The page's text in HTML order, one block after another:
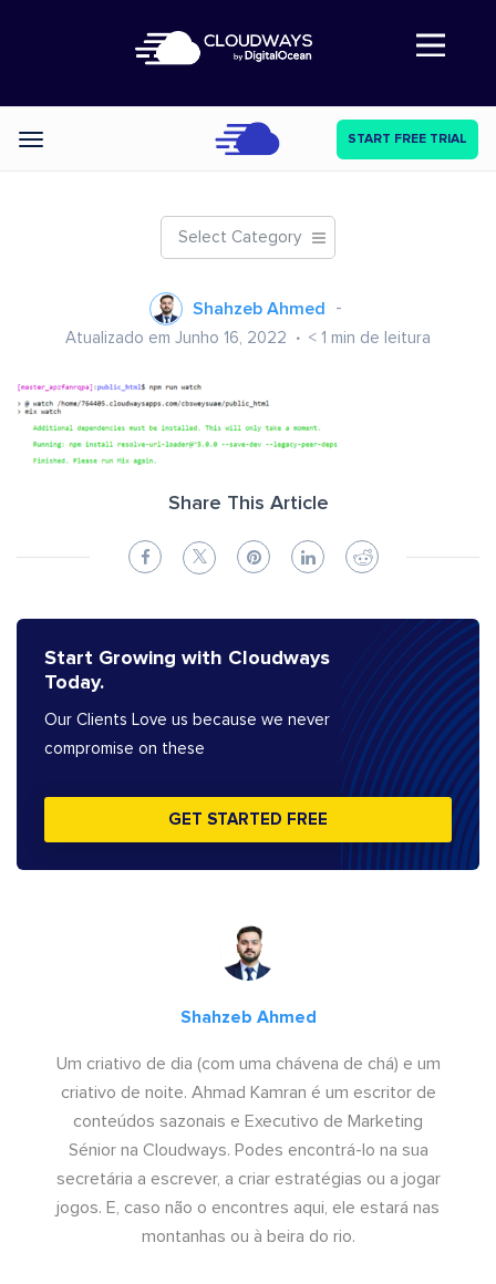
Abre a navegação
Categories START FREE TRIAL
Select Category
Shahzeb Ahmed
Atualizado em Junho 16, 2022 < 1 min de leitura
Share This Article
Start Growing with Cloudways
Today.
Our Clients Love us because we never
compromise on these
GET STARTED FREE
Shahzeb Ahmed
Um criativo de dia (com uma chávena de chá) e um
criativo de noite. Ahmad Kamran é um escritor de
conteúdos sazonais e Executivo de Marketing
Sénior na Cloudways. Podes encontrá-lo na sua
secretária a escrever, a criar estratégias ou a jogar
jogos. E, caso não o encontres aqui, ele estará nas
montanhas ou à beira do rio.